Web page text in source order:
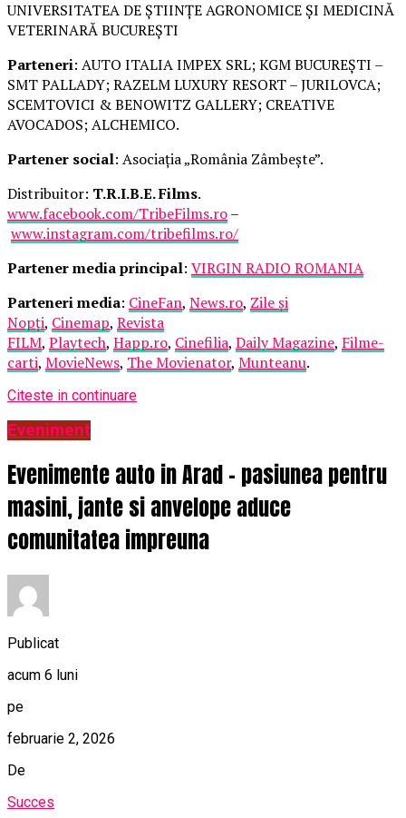
UNIVERSITATEA DE ȘTIINȚE AGRONOMICE ȘI MEDICINĂ
VETERINARĂ BUCUREȘTI
Parteneri: AUTO ITALIA IMPEX SRL; KGM BUCUREȘTI –
SMT PALLADY; RAZELM LUXURY RESORT – JURILOVCA;
SCEMTOVICI & BENOWITZ GALLERY; CREATIVE
AVOCADOS; ALCHEMICO.
Partener social: Asociația „România Zâmbește”.
Distribuitor: T.R.I.B.E. Films.
www.facebook.com/TribeFilms.ro–
www.instagram.com/tribefilms.ro/
Partener media principal: VIRGIN RADIO ROMANIA
Parteneri media: CineFan, News.ro, Zile și
Nopți, Cinemap, Revista
FILM, Playtech, Happ.ro, Cinefilia, Daily Magazine, Filme-
carti, MovieNews, The Movienator, Munteanu.
Citeste in continuare
Eveniment
Evenimente auto in Arad – pasiunea pentru
masini, jante si anvelope aduce
comunitatea impreuna
Publicat
acum 6 luni
pe
februarie 2, 2026
De
Succes